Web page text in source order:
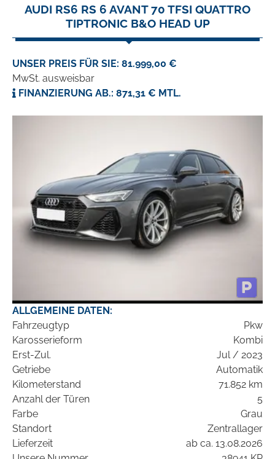
AUDI RS6 RS 6 AVANT 70 TFSI QUATTRO
TIPTRONIC B&O HEAD UP
UNSER PREIS FÜR SIE: 81.999,00 €
MwSt. ausweisbar
FINANZIERUNG AB.: 871,31 € MTL.
ALLGEMEINE DATEN:
Fahrzeugtyp
Pkw
Karosserieform
Kombi
Erst-Zul.
Jul / 2023
Getriebe
Automatik
Kilometerstand
71.852 km
Anzahl der Türen
5
Farbe
Grau
Standort
Zentrallager
Lieferzeit
ab ca. 13.08.2026